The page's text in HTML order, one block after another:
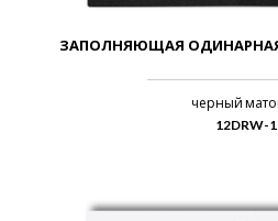
ЗАПОЛНЯЮЩАЯ ОДИНАРНАЯ
черный
12DRW-1